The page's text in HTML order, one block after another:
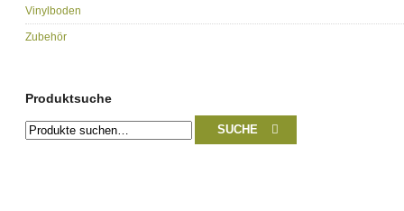
Vinylboden
Zubehör
Produktsuche
Suche
nach:
SUCHE